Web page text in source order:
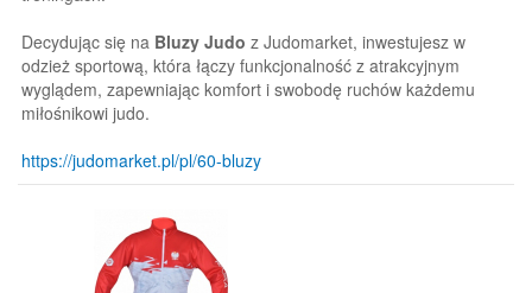
Decydując się na Bluzy Judo z Judomarket, inwestujesz w
odzież sportową, która łączy funkcjonalność z atrakcyjnym
wyglądem, zapewniając komfort i swobodę ruchów każdemu
miłośnikowi judo.
https://judomarket.pl/pl/60-bluzy